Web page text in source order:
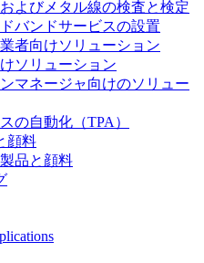
よびメタル線の検査と検定
バンドサービスの設置
者向けソリューション
ソリューション
マネージャ向けのソリュー
の自動化（TPA）
顔料
品と顔料